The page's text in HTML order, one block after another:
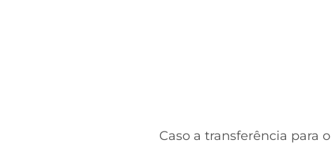
Caso a transferência para o